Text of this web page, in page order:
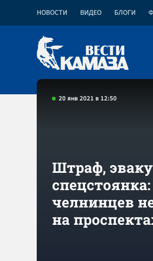
НОВОСТИ ВИДЕО БЛОГИ
20 янв 2021 в 12:50
Штраф,
челнинцев
на